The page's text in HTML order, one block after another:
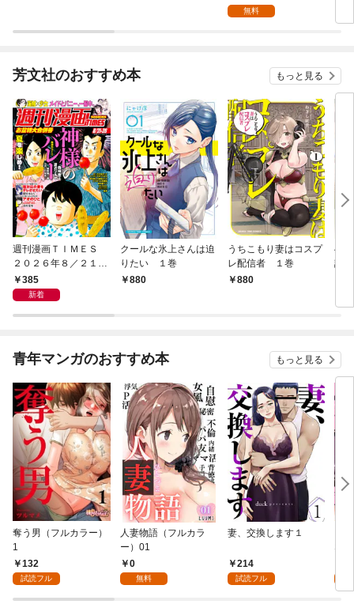
１
無料
芳文社のおすすめ本 もっと見る
週刊漫画ＴＩＭＥＳ
２０２６年８／２１・
２８合併号
385
新着
クールな氷上さんは迫
りたい １巻
880
うちこもり妻はコスプ
レ配信者 １巻
880
へ
話
青年マンガのおすすめ本 もっと見る
奪う男（フルカラー）
1
132
試読フル
人妻物語（フルカラ
ー）01
0
無料
妻、交換します１
214
試読フル
な